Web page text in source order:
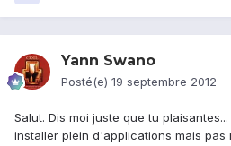
Yann Swano
Posté(e) 19 septembre 2012
Salut. Dis moi juste que tu
installer plein d'applications mais pas